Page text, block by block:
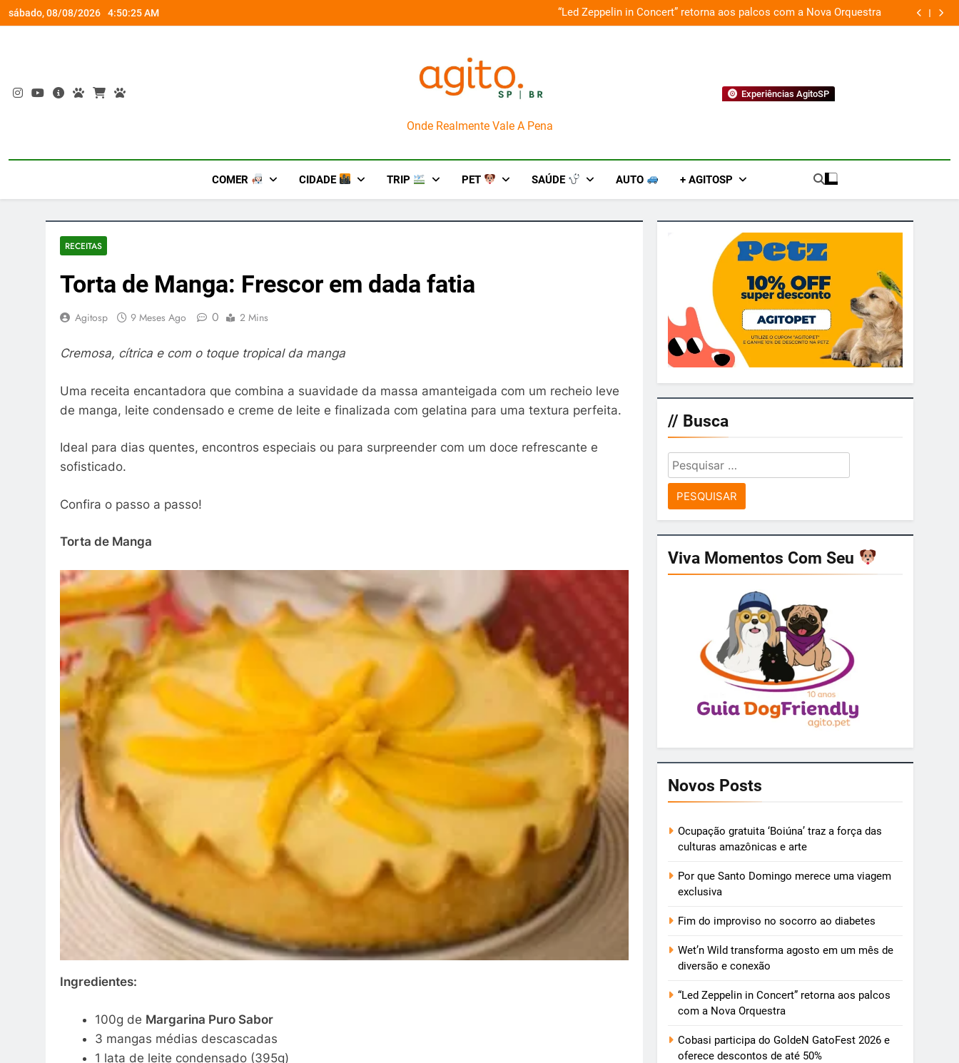
Skip
to
sábado, 08/08/2026 4:50:26 AM
ao diabetes “Led Zeppelin in Concert” retorna aos palcos com a Nova Orquestra Cobasi
AgitoSP
Onde Realmente Vale A Pena
Experiências AgitoSP
COMER CIDADE TRIP PET SAÚDE AUTO + AGITOSP
RECEITAS
Torta de Manga: Frescor em dada fatia
Agitosp 9 Meses Ago 0 2 Mins
Cremosa, cítrica e com o toque tropical da manga
Uma receita encantadora que combina a suavidade da massa amanteigada com um recheio leve
de manga, leite condensado e creme de leite e finalizada com gelatina para uma textura perfeita.
Ideal para dias quentes, encontros especiais ou para surpreender com um doce refrescante e
sofisticado.
Confira o passo a passo!
Torta de Manga
Ingredientes:
100g de Margarina Puro Sabor
3 mangas médias descascadas
1 lata de leite condensado (395g)
// Busca
Pesquisar
por:
Viva Momentos Com Seu
Novos Posts
Ocupação gratuita ‘Boiúna’ traz a força das
culturas amazônicas e arte
Por que Santo Domingo merece uma viagem
exclusiva
Fim do improviso no socorro ao diabetes
Wet’n Wild transforma agosto em um mês de
diversão e conexão
“Led Zeppelin in Concert” retorna aos palcos
com a Nova Orquestra
Cobasi participa do GoldeN GatoFest 2026 e
oferece descontos de até 50%